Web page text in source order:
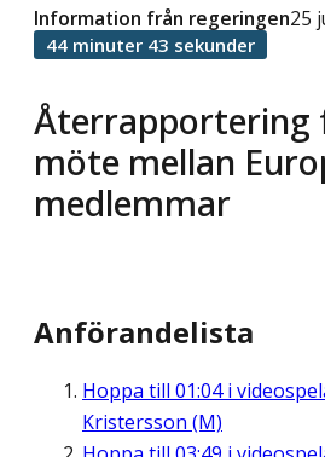
möte mellan
medlemmar
Information från regeringen25
44 minuter 43 sekunder
Anförandelista
Hoppa till 01:04i
Kristersson (M)